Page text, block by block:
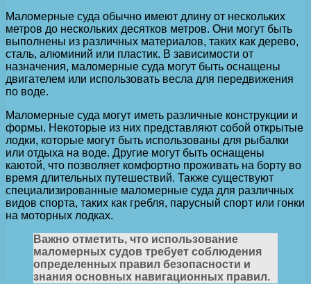
Маломерные суда обычно имеют длину от нескольких
метров до нескольких десятков метров. Они могут быть
выполнены из различных материалов, таких как дерево,
сталь, алюминий или пластик. В зависимости от
назначения, маломерные суда могут быть оснащены
двигателем или использовать весла для передвижения
по воде.
Маломерные суда могут иметь различные конструкции и
формы. Некоторые из них представляют собой открытые
лодки, которые могут быть использованы для рыбалки
или отдыха на воде. Другие могут быть оснащены
каютой, что позволяет комфортно проживать на борту во
время длительных путешествий. Также существуют
специализированные маломерные суда для различных
видов спорта, таких как гребля, парусный спорт или гонки
на моторных лодках.
Важно отметить, что использование
маломерных судов требует соблюдения
определенных правил безопасности и
знания основных навигационных правил.